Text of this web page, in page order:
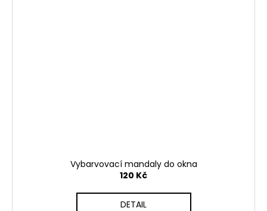
Vybarvovací mandaly do okna
120 Kč
DETAIL